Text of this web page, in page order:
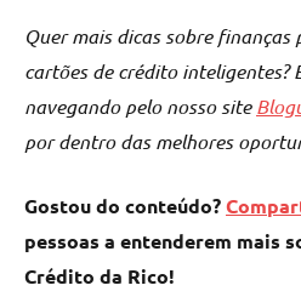
Quer mais dicas sobre finanças
cartões de crédito inteligentes?
navegando pelo nosso site
por dentro das melhores
Gostou do conteúdo?
pessoas a entenderem mais
Crédito da Rico!